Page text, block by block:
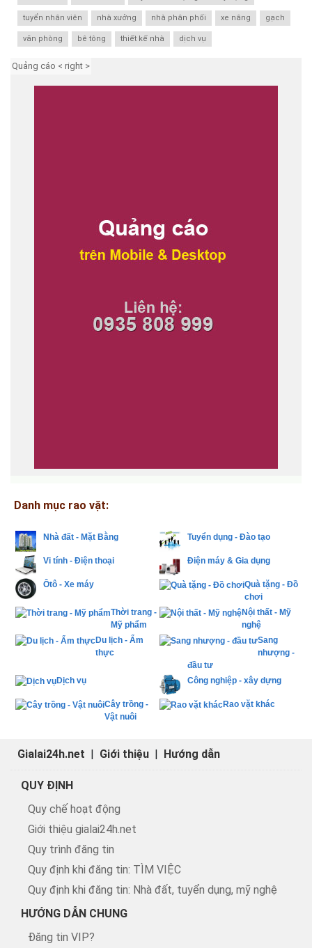
tuyển nhân viên nhà xưởng nhà phân phối xe nâng gạch
văn phòng bê tông thiết kế nhà dịch vụ
Quảng cáo < right >
Danh mục rao vặt:
Nhà đất - Mặt Bằng Tuyển dụng - Đào tạo
Vi tính - Điện thoại Điện máy & Gia dụng
Ôtô - Xe máy
Quà tặng - Đồ
chơi
Thời trang -
Mỹ phẩm
Nội thất - Mỹ
nghệ
Du lịch - Ẩm
thực
Sang
nhượng -
đầu tư
Dịch vụ
Công nghiệp - xây dựng
Cây trồng -
Vật nuôi
Rao vặt khác
Gialai24h.net Giới thiệu Hướng dẫn
QUY ĐỊNH
Quy chế hoạt động
Giới thiệu gialai24h.net
Quy trình đăng tin
Quy định khi đăng tin: TÌM VIỆC
Quy định khi đăng tin: Nhà đất, tuyển dụng, mỹ nghệ
HƯỚNG DẪN CHUNG
Đăng tin VIP?